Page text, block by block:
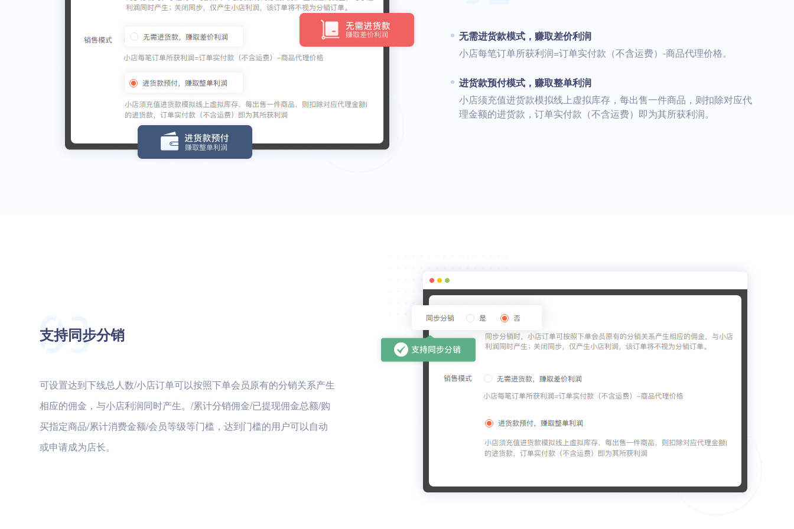
无需进货款模式，赚取差价利润
小店每笔订单所获利润=订单实付款（不含运费）-商品代理价格。
进货款预付模式，赚取整单利润
小店须充值进货款模拟线上虚拟库存，每出售一件商品，则扣除对应代
理金额的进货款，订单实付款（不含运费）即为其所获利润。
支持同步分销
可设置达到下线总人数/小店订单可以按照下单会员原有的分销关系产生
相应的佣金，与小店利润同时产生。/累计分销佣金/已提现佣金总额/购
买指定商品/累计消费金额/会员等级等门槛，达到门槛的用户可以自动
或申请成为店长。